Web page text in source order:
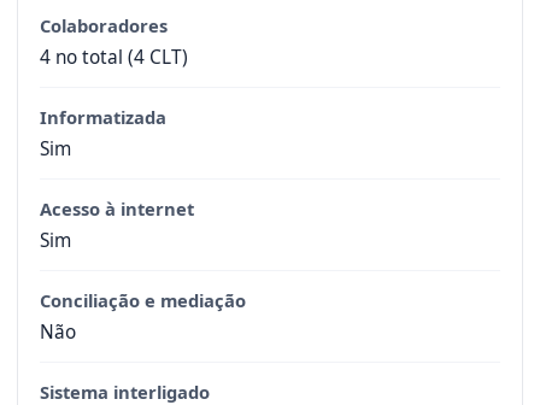
Colaboradores
4 no total (4 CLT)
Informatizada
Sim
Acesso à internet
Sim
Conciliação e mediação
Não
Sistema interligado